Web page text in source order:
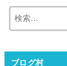
ブログ村